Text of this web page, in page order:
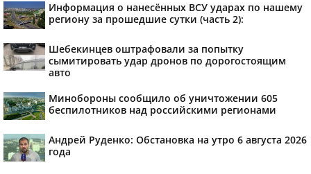
Информация о нанесённых ВСУ ударах по нашему
региону за прошедшие сутки (часть 2):
Шебекинцев оштрафовали за попытку
сымитировать удар дронов по дорогостоящим
авто
Минобороны сообщило об уничтожении 605
беспилотников над российскими регионами
Андрей Руденко: Обстановка на утро 6 августа 2026
года